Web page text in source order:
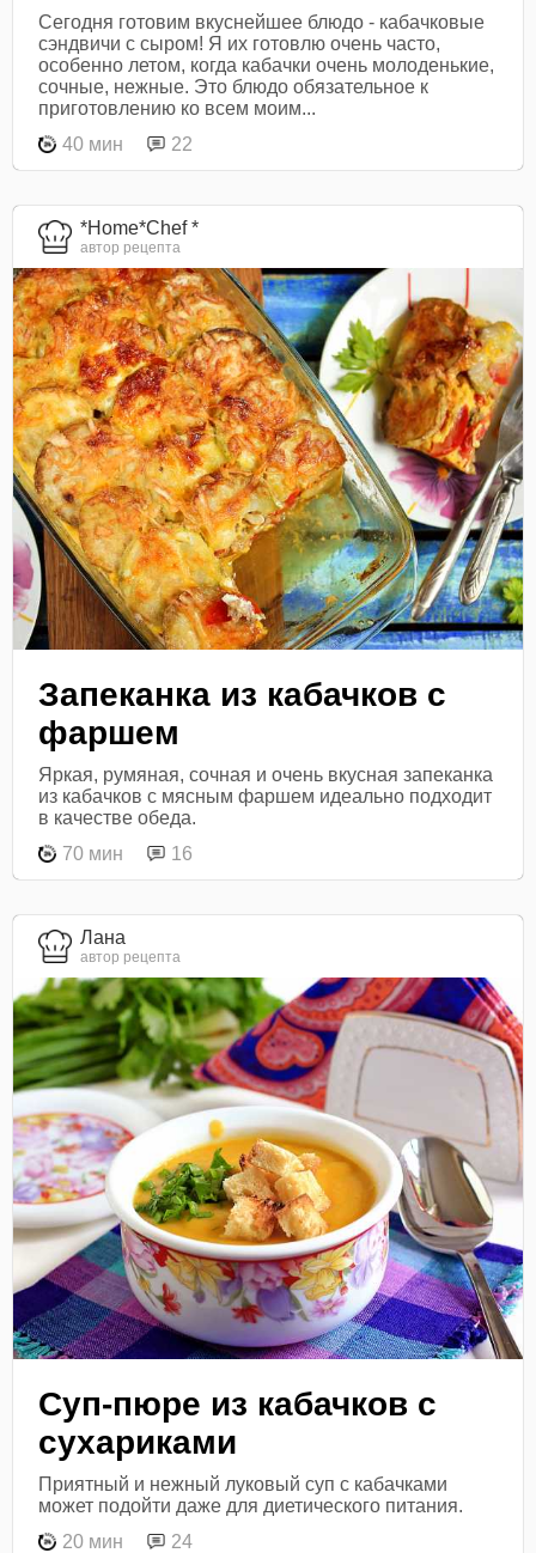
Сегодня готовим вкуснейшее блюдо - кабачковые
сэндвичи с сыром! Я их готовлю очень часто,
особенно летом, когда кабачки очень молоденькие,
сочные, нежные. Это блюдо обязательное к
приготовлению ко всем моим...
40 мин
22
*Home*Chef *
автор рецепта
Запеканка из кабачков с
фаршем
Яркая, румяная, сочная и очень вкусная запеканка
из кабачков с мясным фаршем идеально подходит
в качестве обеда.
70 мин
16
Лана
автор рецепта
Суп-пюре из кабачков с
сухариками
Приятный и нежный луковый суп с кабачками
может подойти даже для диетического питания.
20 мин
24